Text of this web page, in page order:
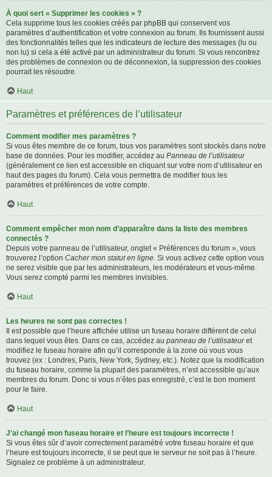
À quoi sert « Supprimer les cookies » ?
Cela supprime tous les cookies créés par phpBB qui conservent vos
paramètres d’authentification et votre connexion au forum. Ils fournissent aussi
des fonctionnalités telles que les indicateurs de lecture des messages (lu ou
non lu) si cela a été activé par un administrateur du forum. Si vous rencontrez
des problèmes de connexion ou de déconnexion, la suppression des cookies
pourrait les résoudre.
Haut
Paramètres et préférences de l’utilisateur
Comment modifier mes paramètres ?
Si vous êtes membre de ce forum, tous vos paramètres sont stockés dans notre
base de données. Pour les modifier, accédez au Panneau de l’utilisateur
(généralement ce lien est accessible en cliquant sur votre nom d’utilisateur en
haut des pages du forum). Cela vous permettra de modifier tous les
paramètres et préférences de votre compte.
Haut
Comment empêcher mon nom d’apparaître dans la liste des membres
connectés ?
Depuis votre panneau de l’utilisateur, onglet « Préférences du forum », vous
trouverez l’option Cacher mon statut en ligne. Si vous activez cette option vous
ne serez visible que par les administrateurs, les modérateurs et vous-même.
Vous serez compté parmi les membres invisibles.
Haut
Les heures ne sont pas correctes !
Il est possible que l’heure affichée utilise un fuseau horaire différent de celui
dans lequel vous êtes. Dans ce cas, accédez au panneau de l’utilisateuret
modifiez le fuseau horaire afin qu’il corresponde à la zone où vous vous
trouvez (ex : Londres, Paris, New York, Sydney, etc.). Notez que la modification
du fuseau horaire, comme la plupart des paramètres, n’est accessible qu’aux
membres du forum. Donc si vous n’êtes pas enregistré, c’est le bon moment
pour le faire.
Haut
J’ai changé mon fuseau horaire et l’heure est toujours incorrecte !
Si vous êtes sûr d’avoir correctement paramétré votre fuseau horaire et que
l’heure est toujours incorrecte, il se peut que le serveur ne soit pas à l’heure.
Signalez ce problème à un administrateur.